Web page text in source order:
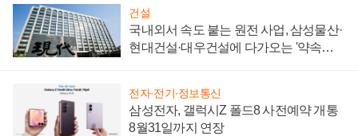
건설
국내외서 속도 붙는 원전 사업, 삼성물산·
현대건설·대우건설에 다가오는 '약속의
전자·전기·정보통신
삼성전자, 갤럭시Z 폴드8 사전예약 개통
8월31일까지 연장